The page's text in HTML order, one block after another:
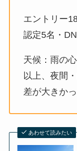
エントリー
認定5名・
天候：雨の
以上、夜間
差が大きか
あわせて読みたい